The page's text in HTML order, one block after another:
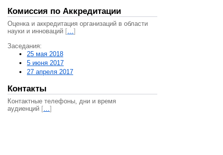
Комиссия по Аккредитации
Оценка и аккредитация организаций в области
науки и инноваций […]
Заседания:
25 мая 2018
5 июня 2017
27 апреля 2017
Контакты
Контактные телефоны, дни и время
аудиенций […]